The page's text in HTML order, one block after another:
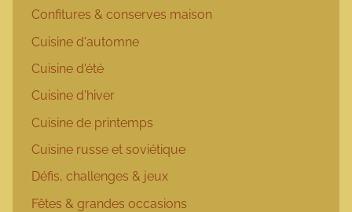
Confitures & conserves maison
Cuisine d'automne
Cuisine d'été
Cuisine d'hiver
Cuisine de printemps
Cuisine russe et soviétique
Défis, challenges & jeux
Fêtes & grandes occasions